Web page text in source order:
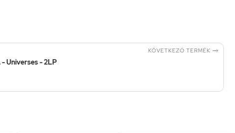
KÖVETKEZŐ TERMÉK 
- Universes - 2LP